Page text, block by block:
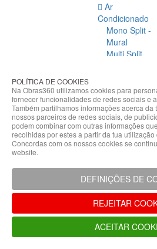
Ar
Condicionado
Mono Split -
Mural
Multi Split
Condicionado
Acessórios
Climatização
Acessórios
Climatização
Hidráulicas
Fixações e
Acessórios
Isolamento
para
Tubagem
POLÍTICA DE COOKIES
Na Obras360 utilizamos cookies para
fornecer funcionalidades de redes sociais e
Também partilhamos informações acerca
nossos parceiros de redes sociais, de
podem combinar com outras informações
recolhidas por estes a partir da tua
Concordas com os nossos cookies se
website.
DEFINIÇÕES DE
REJEITAR
ACEITAR